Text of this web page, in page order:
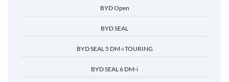
BYD Open
BYD SEAL
BYD SEAL 5 DM-i TOURING
BYD SEAL 6 DM-i